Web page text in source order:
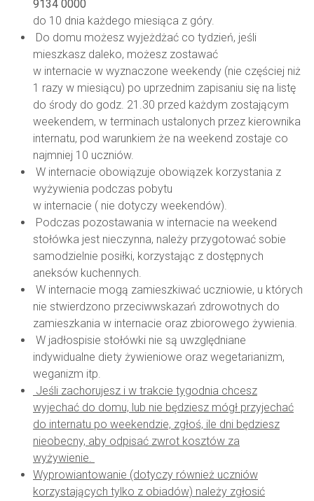
9134 0000
do 10 dnia każdego miesiąca z góry.
Do domu możesz wyjeżdżać co tydzień, jeśli
mieszkasz daleko, możesz zostawać
w internacie w wyznaczone weekendy (nie częściej niż
1 razy w miesiącu) po uprzednim zapisaniu się na listę
do środy do godz. 21.30 przed każdym zostającym
weekendem, w terminach ustalonych przez kierownika
internatu, pod warunkiem że na weekend zostaje co
najmniej 10 uczniów.
W internacie obowiązuje obowiązek korzystania z
wyżywienia podczas pobytu
w internacie ( nie dotyczy weekendów).
Podczas pozostawania w internacie na weekend
stołówka jest nieczynna, należy przygotować sobie
samodzielnie posiłki, korzystając z dostępnych
aneksów kuchennych.
W internacie mogą zamieszkiwać uczniowie, u których
nie stwierdzono przeciwwskazań zdrowotnych do
zamieszkania w internacie oraz zbiorowego żywienia.
W jadłospisie stołówki nie są uwzględniane
indywidualne diety żywieniowe oraz wegetarianizm,
weganizm itp.
Jeśli zachorujesz i w trakcie tygodnia chcesz
wyjechać do domu, lub nie będziesz mógł przyjechać
do internatu po weekendzie, zgłoś, ile dni będziesz
nieobecny, aby odpisać zwrot kosztów za
wyżywienie.
Wyprowiantowanie (dotyczy również uczniów
korzystających tylko z obiadów) należy zgłosić